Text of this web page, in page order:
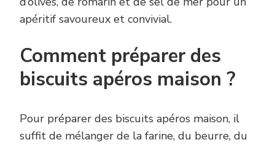
apéritif savoureux et convivial.
Comment préparer des
biscuits apéros maison ?
Pour préparer des biscuits apéros maison, il
suffit de mélanger de la farine, du beurre, du